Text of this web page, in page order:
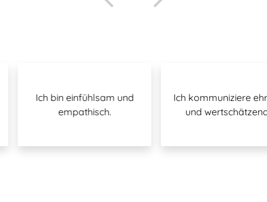
Ich bin einfühlsam und
empathisch.
Ich kommuniziere
und wertschätzend.